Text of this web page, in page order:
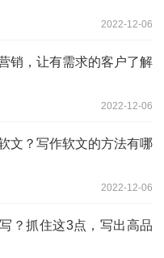
2022-12-06
销，让有需求的客户了解
2022-12-06
文？写作软文的方法有哪
2022-12-06
？抓住这3点，写出高品